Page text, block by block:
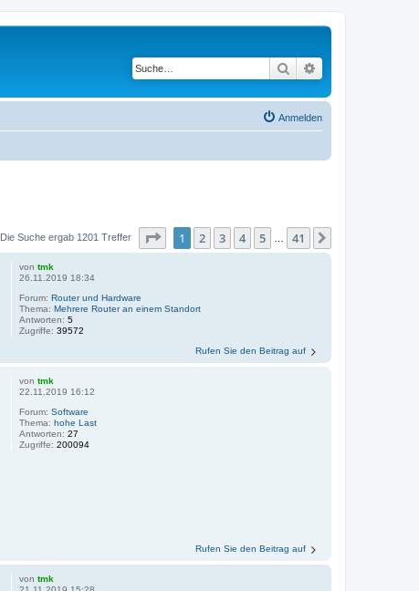
Suche
Anmelden
Die Suche ergab 1201 Treffer Seite von41
1 2 3 4 5 41
vontmk
26.11.2019 18:34
Forum:Router und Hardware
Thema:Mehrere Router an einem Standort
Antworten:5
Zugriffe:39572
Rufen Sie den Beitrag auf
vontmk
22.11.2019 16:12
Forum:Software
Thema:hohe Last
Antworten:27
Zugriffe:200094
Rufen Sie den Beitrag auf
vontmk